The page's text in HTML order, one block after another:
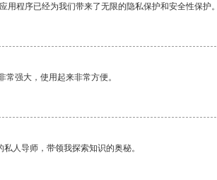
用程序已经为我们带来了无限的隐私保护和安全性保护。
常强大，使用起来非常方便。
人导师，带领我探索知识的奥秘。